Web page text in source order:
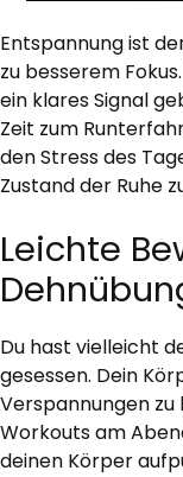
Entspannung ist
zu besserem
ein klares Signal
Zeit zum
den Stress des
Zustand der Ruhe
Leichte
Du hast vielleicht
gesessen. Dein
Verspannungen zu
Workouts am
deinen Körper